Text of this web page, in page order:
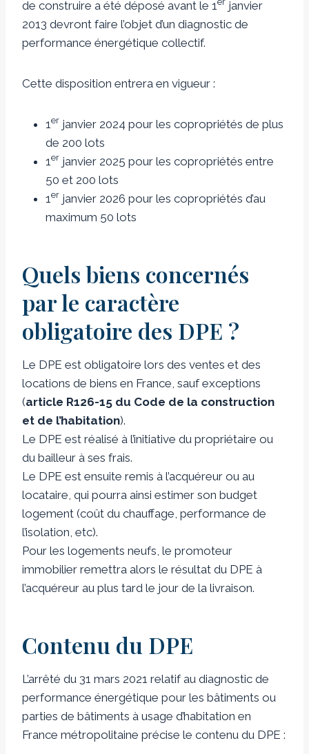
de construire a été déposé avant le 1
janvier
2013 devront faire l’objet d’un diagnostic de
performance énergétique collectif.
Cette disposition entrera en vigueur :
1 er janvier 2024 pour les copropriétés de plus
de 200 lots
1 er janvier 2025 pour les copropriétés entre
50 et 200 lots
1 er janvier 2026 pour les copropriétés d’au
maximum 50 lots
Quels biens concernés
par le caractère
obligatoire des DPE ?
Le DPE est obligatoire lors des ventes et des
locations de biens en France, sauf exceptions
(article R126-15 du Code de la construction
et de l’habitation).
Le DPE est réalisé à l’initiative du propriétaire ou
du bailleur à ses frais.
Le DPE est ensuite remis à l’acquéreur ou au
locataire, qui pourra ainsi estimer son budget
logement (coût du chauffage, performance de
l’isolation, etc).
Pour les logements neufs, le promoteur
immobilier remettra alors le résultat du DPE à
l’acquéreur au plus tard le jour de la livraison.
Contenu du DPE
L’arrêté du 31 mars 2021 relatif au diagnostic de
performance énergétique pour les bâtiments ou
parties de bâtiments à usage d’habitation en
France métropolitaine précise le contenu du DPE :